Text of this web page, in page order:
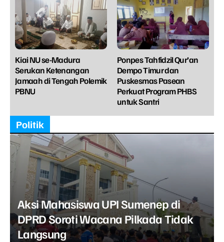
Kiai NU se-Madura
Serukan Ketenangan
Jamaah di Tengah Polemik
PBNU
Ponpes Tahfidzil Qur’an
Dempo Timur dan
Puskesmas Pasean
Perkuat Program PHBS
untuk Santri
Politik
Aksi Mahasiswa UPI Sumenep di
DPRD Soroti Wacana Pilkada Tidak
Langsung